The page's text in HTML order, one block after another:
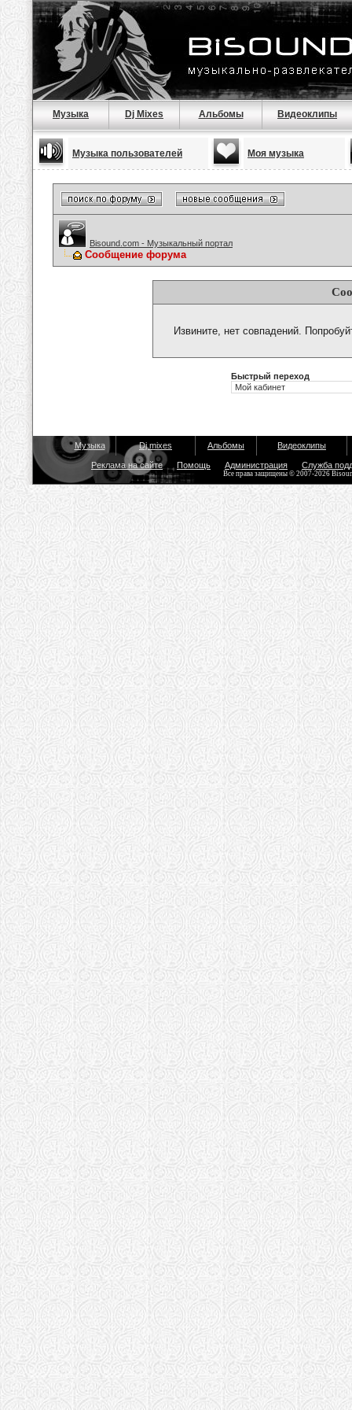
Музыка Dj Mixes Альбомы Видеоклипы
Музыка пользователей Моя музыка
Bisound.com - Музыкальный портал
Сообщение форума
Извините, нет совпадений.
Быстрый переход
Музыка Dj mixes Альбомы Видеоклипы
Реклама на сайте Помощь Администрация Служба
Все права защищены © 2007-2026